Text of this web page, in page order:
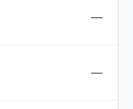
—
—